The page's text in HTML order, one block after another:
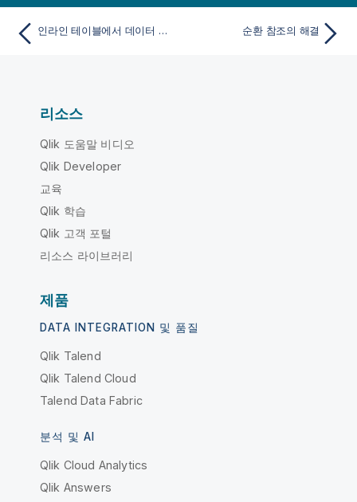
인라인 테이블에서 데이터 로드 순환 참조의 해결
리소스
Qlik 도움말 비디오
Qlik Developer
교육
Qlik 학습
Qlik 고객 포털
리소스 라이브러리
제품
DATA INTEGRATION 및 품질
Qlik Talend
Qlik Talend Cloud
Talend Data Fabric
분석 및 AI
Qlik Cloud Analytics
Qlik Answers